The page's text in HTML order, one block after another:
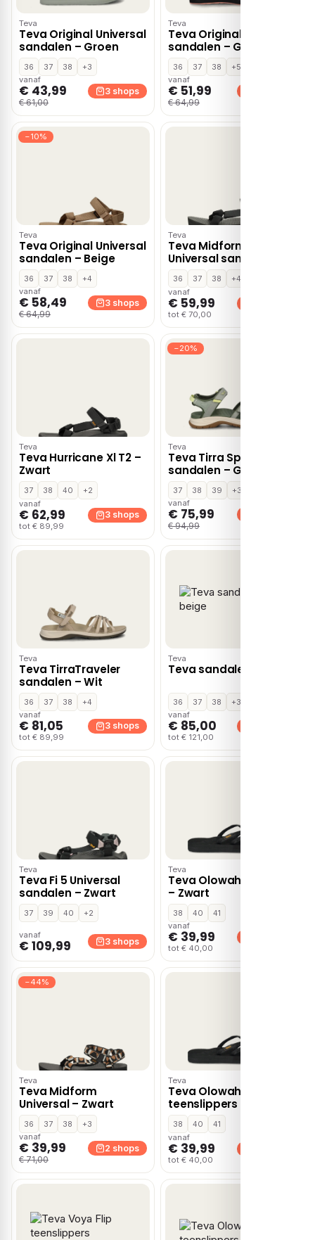
Teva
Teva Original Universal
sandalen – Groen
36 37 38
+3
vanaf
€ 43,99
€ 61,00
3 shops
Teva
Teva Original Universal
sandalen – Groen
36 37 38
+5
vanaf
€ 51,99
€ 64,99
−10%
Teva
Teva Original Universal
sandalen – Beige
36 37 38
+4
vanaf
€ 58,49
€ 64,99
3 shops
Teva
Teva Midform Original
Universal sandalen –
Zwart
36 37 38
+4
vanaf
€ 59,99
tot € 70,00
Teva
Teva Hurricane Xl T2 –
Zwart
37 38 40
+2
vanaf
€ 62,99
tot € 89,99
3 shops
−20%
Teva
Teva Tirra Sport
sandalen – Groen
37 38 39
+3
vanaf
€ 75,99
€ 94,99
Teva
Teva TirraTraveler
sandalen – Wit
36 37 38
+4
vanaf
€ 81,05
tot € 89,99
3 shops
Teva
Teva sandalen beige
36 37 38
+3
vanaf
€ 85,00
tot € 121,00
Teva
Teva Fi 5 Universal
sandalen – Zwart
37 39 40 +2
vanaf
€ 109,99 3 shops
Teva
Teva Olowahu slippers
– Zwart
38 40
41
vanaf
€ 39,99
tot € 40,00
−44%
Teva
Teva Midform
Universal – Zwart
36 37 38
+3
vanaf
€ 39,99
€ 71,00
2 shops
Teva
Teva Olowahu
teenslippers zwart
38 40
41
vanaf
€ 39,99
tot € 40,00